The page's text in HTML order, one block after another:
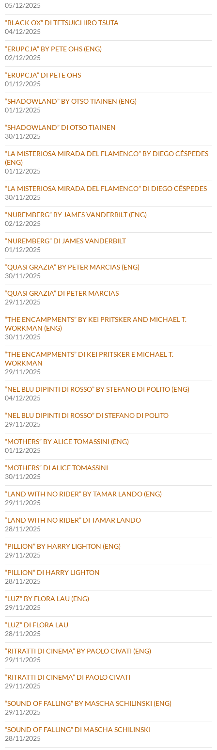
05/12/2025
“BLACK OX” DI TETSUICHIRO TSUTA
04/12/2025
“ERUPCJA” BY PETE OHS (ENG)
02/12/2025
“ERUPCJA” DI PETE OHS
01/12/2025
“SHADOWLAND” BY OTSO TIAINEN (ENG)
01/12/2025
“SHADOWLAND” DI OTSO TIAINEN
30/11/2025
“LA MISTERIOSA MIRADA DEL FLAMENCO” BY DIEGO CÉSPEDES
(ENG)
01/12/2025
“LA MISTERIOSA MIRADA DEL FLAMENCO” DI DIEGO CÉSPEDES
30/11/2025
“NUREMBERG” BY JAMES VANDERBILT (ENG)
02/12/2025
“NUREMBERG” DI JAMES VANDERBILT
01/12/2025
“QUASI GRAZIA” BY PETER MARCIAS (ENG)
30/11/2025
“QUASI GRAZIA” DI PETER MARCIAS
29/11/2025
“THE ENCAMPMENTS” BY KEI PRITSKER AND MICHAEL T.
WORKMAN (ENG)
30/11/2025
“THE ENCAMPMENTS” DI KEI PRITSKER E MICHAEL T.
WORKMAN
29/11/2025
“NEL BLU DIPINTI DI ROSSO” BY STEFANO DI POLITO (ENG)
04/12/2025
“NEL BLU DIPINTI DI ROSSO” DI STEFANO DI POLITO
29/11/2025
“MOTHERS” BY ALICE TOMASSINI (ENG)
01/12/2025
“MOTHERS” DI ALICE TOMASSINI
30/11/2025
“LAND WITH NO RIDER” BY TAMAR LANDO (ENG)
29/11/2025
“LAND WITH NO RIDER” DI TAMAR LANDO
28/11/2025
“PILLION” BY HARRY LIGHTON (ENG)
29/11/2025
“PILLION” DI HARRY LIGHTON
28/11/2025
“LUZ” BY FLORA LAU (ENG)
29/11/2025
“LUZ” DI FLORA LAU
28/11/2025
“RITRATTI DI CINEMA” BY PAOLO CIVATI (ENG)
29/11/2025
“RITRATTI DI CINEMA” DI PAOLO CIVATI
29/11/2025
“SOUND OF FALLING” BY MASCHA SCHILINSKI (ENG)
29/11/2025
“SOUND OF FALLING” DI MASCHA SCHILINSKI
28/11/2025